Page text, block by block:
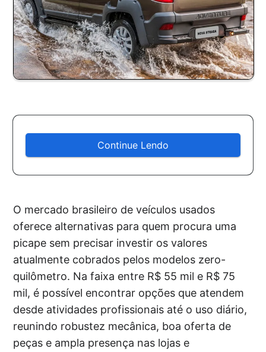
Continue Lendo
O mercado brasileiro de veículos usados
oferece alternativas para quem procura uma
picape sem precisar investir os valores
atualmente cobrados pelos modelos zero-
quilômetro. Na faixa entre R$ 55 mil e R$ 75
mil, é possível encontrar opções que atendem
desde atividades profissionais até o uso diário,
reunindo robustez mecânica, boa oferta de
peças e ampla presença nas lojas e